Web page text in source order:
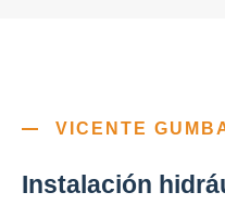
VICENTE
Instalación